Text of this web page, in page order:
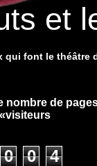
et
qui font le théâtre
nombre de
0 0 4